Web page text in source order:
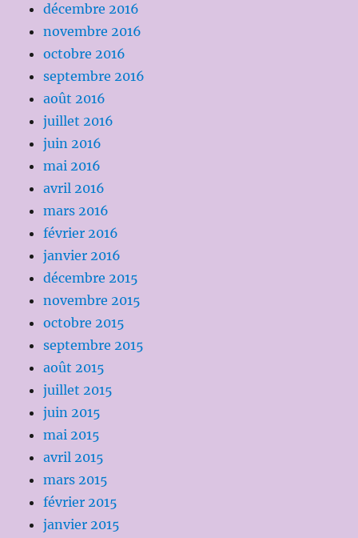
décembre 2016
novembre 2016
octobre 2016
septembre 2016
août 2016
juillet 2016
juin 2016
mai 2016
avril 2016
mars 2016
février 2016
janvier 2016
décembre 2015
novembre 2015
octobre 2015
septembre 2015
août 2015
juillet 2015
juin 2015
mai 2015
avril 2015
mars 2015
février 2015
janvier 2015